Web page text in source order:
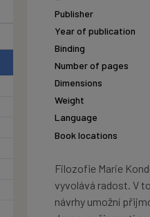
Publisher
Year of publication
Binding
Number of pages
Dimensions
Weight
Language
Book locations
Filozofie Marie
vyvolává radost. V
návrhy umožní